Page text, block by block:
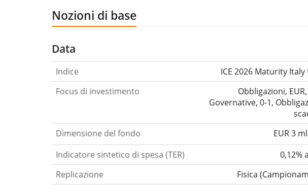
Nozioni di base
Data
Indice
ICE 2026 Maturity Italy
Focus di investimento
Obbligazioni,
Governative, 0-1,
Dimensione del fondo
EUR 3
Indicatore sintetico di spesa (TER)
0,12%
Replicazione
Fisica (